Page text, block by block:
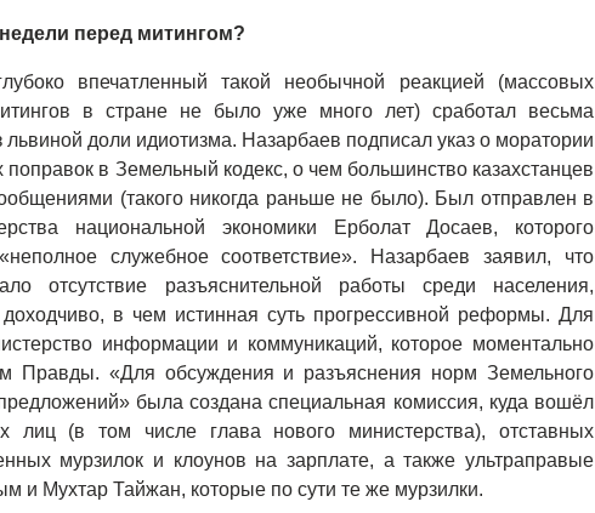
перед митингом?
впечатленный такой необычной реакцией (массовых
в стране не было уже много лет) сработал весьма
львиной доли идиотизма. Назарбаев подписал указ о моратории
в Земельный кодекс, о чем большинство казахстанцев
(такого никогда раньше не было). Был отправлен в
национальной экономики Ерболат Досаев, которого
служебное соответствие». Назарбаев заявил, что
отсутствие разъяснительной работы среди населения,
в чем истинная суть прогрессивной реформы. Для
информации и коммуникаций, которое моментально
Правды. «Для обсуждения и разъяснения норм Земельного
была создана специальная комиссия, куда вошёл
лиц (в том числе глава нового министерства), отставных
мурзилок и клоунов на зарплате, а также ультраправые
и Мухтар Тайжан, которые по сути те же мурзилки.